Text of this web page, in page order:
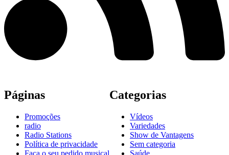
Páginas
Promoções
radio
Radio Stations
Política de privacidade
Faça o seu pedido musical
Categorias
Vídeos
Variedades
Show de Vantagens
Sem categoria
Saúde